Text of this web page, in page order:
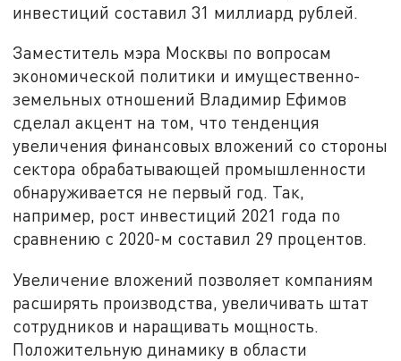
инвестиций составил 31 миллиард рублей.
Заместитель мэра Москвы по вопросам
экономической политики и имущественно-
земельных отношений Владимир Ефимов
сделал акцент на том, что тенденция
увеличения финансовых вложений со стороны
сектора обрабатывающей промышленности
обнаруживается не первый год. Так,
например, рост инвестиций 2021 года по
сравнению с 2020-м составил 29 процентов.
Увеличение вложений позволяет компаниям
расширять производства, увеличивать штат
сотрудников и наращивать мощность.
Положительную динамику в области